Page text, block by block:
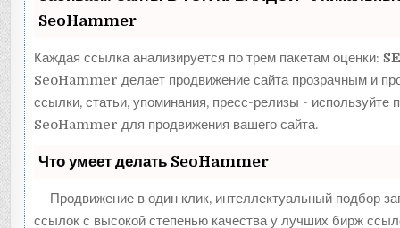
SeoHammer
Каждая ссылка анализируется по трем пакетам оценки:
SeoHammer делает продвижение сайта прозрачным и
ссылки, статьи, упоминания, пресс-релизы - используйте
SeoHammer для продвижения вашего сайта.
Что умеет делать SeoHammer
— Продвижение в один клик, интеллектуальный подбор
ссылок с высокой степенью качества у лучших бирж